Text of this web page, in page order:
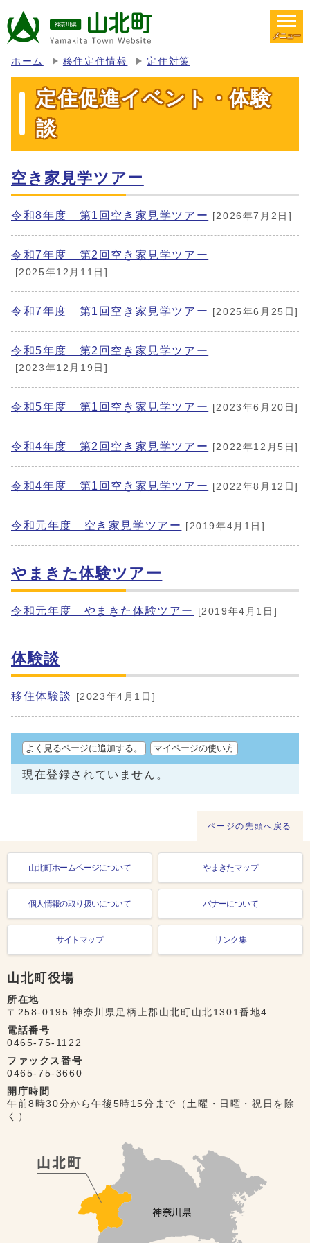
メニュー
ホーム 移住定住情報 定住対策
定住促進イベント・体験
談
空き家見学ツアー
令和8年度 第1回空き家見学ツアー [2026年7月2日]
令和7年度 第2回空き家見学ツアー
[2025年12月11日]
令和7年度 第1回空き家見学ツアー [2025年6月25日]
令和5年度 第2回空き家見学ツアー
[2023年12月19日]
令和5年度 第1回空き家見学ツアー [2023年6月20日]
令和4年度 第2回空き家見学ツアー [2022年12月5日]
令和4年度 第1回空き家見学ツアー [2022年8月12日]
令和元年度 空き家見学ツアー [2019年4月1日]
やまきた体験ツアー
令和元年度 やまきた体験ツアー [2019年4月1日]
体験談
移住体験談 [2023年4月1日]
よく見るページに追加する。 マイページの使い方
現在登録されていません。
ページの先頭へ戻る
山北町ホームページについて やまきたマップ
個人情報の取り扱いについて バナーについて
サイトマップ リンク集
山北町役場
所在地
〒258-0195 神奈川県足柄上郡山北町山北1301番地4
電話番号
0465-75-1122
ファックス番号
0465-75-3660
開庁時間
午前8時30分から午後5時15分まで（土曜・日曜・祝日を除
く）